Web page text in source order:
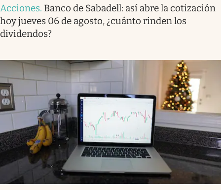
Acciones. Banco de Sabadell: así abre la cotización
hoy jueves 06 de agosto, ¿cuánto rinden los
dividendos?